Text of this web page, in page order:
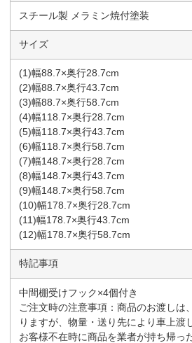
スチール製 メラミン焼付塗装
サイズ
(1)幅88.7×奥行28.7cm
(2)幅88.7×奥行43.7cm
(3)幅88.7×奥行58.7cm
(4)幅118.7×奥行28.7cm
(5)幅118.7×奥行43.7cm
(6)幅118.7×奥行58.7cm
(7)幅148.7×奥行28.7cm
(8)幅148.7×奥行43.7cm
(9)幅148.7×奥行58.7cm
(10)幅178.7×奥行28.7cm
(11)幅178.7×奥行43.7cm
(12)幅178.7×奥行58.7cm
特記事項
中間棚受けフック×4個付き
ご注文時の注意事項：商品のお渡しは
りますが、物量・送り先により車上渡
お客様不在時に商品を業者が持ち帰っ